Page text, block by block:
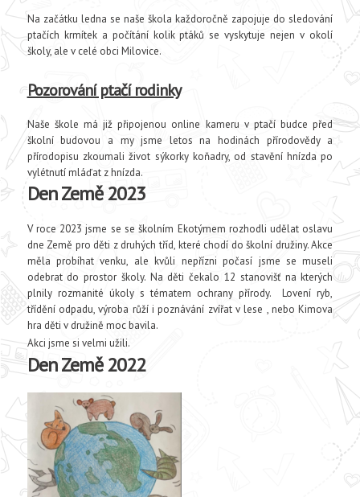
Na začátku ledna se naše škola každoročně zapojuje do sledování
ptačích krmítek a počítání kolik ptáků se vyskytuje nejen v okolí
školy, ale v celé obci Milovice.
Pozorování ptačí rodinky
Naše škole má již připojenou online kameru v ptačí budce před
školní budovou a my jsme letos na hodinách přírodovědy a
přírodopisu zkoumali život sýkorky koňadry, od stavění hnízda po
vylétnutí mláďat z hnízda.
Den Země 2023
V roce 2023 jsme se se školním Ekotýmem rozhodli udělat oslavu
dne Země pro děti z druhých tříd, které chodí do školní družiny. Akce
měla probíhat venku, ale kvůli nepřízni počasí jsme se museli
odebrat do prostor školy. Na děti čekalo 12 stanovišť na kterých
plnily rozmanité úkoly s tématem ochrany přírody. Lovení ryb,
třídění odpadu, výroba růží i poznávání zvířat v lese , nebo Kimova
hra děti v družině moc bavila.
Akci jsme si velmi užili.
Den Země 2022